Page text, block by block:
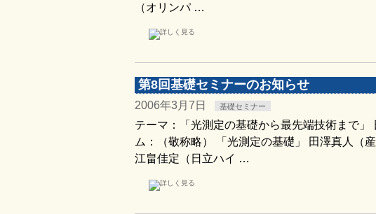
（オリンパ …
第8回基礎セミナーのお知らせ
2006年3月7日 基礎セミナー
テーマ：「光測定の基礎から最先端技術まで
ム：（敬称略） 「光測定の基礎」 田澤真人（
江畠佳定（日立ハイ …